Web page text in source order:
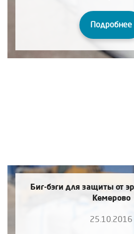
Подробнее
Биг-бэги для защиты от
Кемерово
25.10.2016